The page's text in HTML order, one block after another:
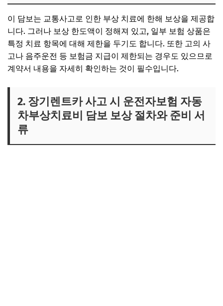
이 담보는 교통사고로 인한 부상 치료에 한해 보상을 제공합
니다. 그러나 보상 한도액이 정해져 있고, 일부 보험 상품은
특정 치료 항목에 대해 제한을 두기도 합니다. 또한 고의 사
고나 음주운전 등 보험금 지급이 제한되는 경우도 있으므로
계약서 내용을 자세히 확인하는 것이 필수입니다.
2. 장기렌트카 사고 시 운전자보험 자동
차부상치료비 담보 보상 절차와 준비 서
류